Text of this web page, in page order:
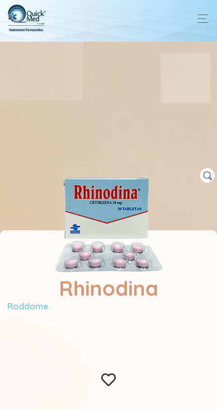
Rhinodina
Roddome